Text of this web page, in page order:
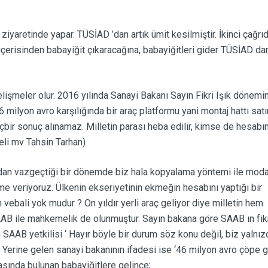
ziyaretinde yapar. TÜSİAD ’dan artık ümit kesilmiştir. İkinci
babayiğit çıkaracağına, babayiğitleri gider TÜSİAD
olur. 2016 yılında Sanayi Bakanı Sayın Fikri Işık
avro karşılığında bir araç platformu yani montaj hattı satın
sonuç alınamaz. Milletin parası heba edilir, kimse de
mv Tahsin Tarhan)
vazgeçtiği bir dönemde biz hala kopyalama yöntemi ile
veriyoruz. Ülkenin ekseriyetinin ekmeğin hesabını yaptığı bir
vebali yok mudur ? On yıldır yerli araç geliyor diye milletin hem
ile mahkemelik de olunmuştur. Sayın bakana göre SAAB ın
SAAB yetkilisi ‘ Hayır böyle bir durum söz konu değil, biz
gelen sanayi bakanının ifadesi ise ‘46 milyon avro çöpe
bulunan babayiğitlere gelince;